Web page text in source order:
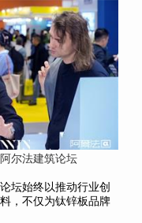
尔法建筑论坛
坛始终以推动行业创
，不仅为钛锌板品牌